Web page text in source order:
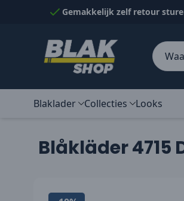
Naar inhoud gaanGemakkelijk zelf retour
Blaklader Collecties Looks
Blåkläder 4715